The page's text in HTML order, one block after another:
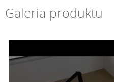
Galeria produktu